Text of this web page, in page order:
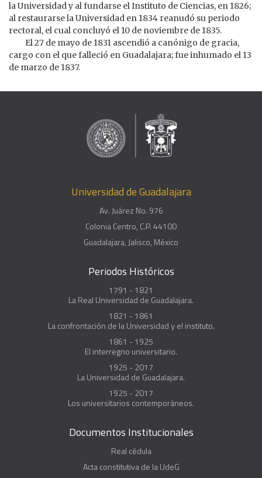
la Universidad y al fundarse el Instituto de Ciencias, en 1826;
al restaurarse la Universidad en 1834 reanudó su periodo
rectoral, el cual concluyó el 10 de noviembre de 1835.
El 27 de mayo de 1831 ascendió a canónigo de gracia,
cargo con el que falleció en Guadalajara; fue inhumado el 13
de marzo de 1837.
Universidad de Guadalajara
Av. Juárez No. 976
Colonia Centro, C.P. 44100
Guadalajara, Jalisco, México
Periodos Históricos
1791 - 1821
La Real Universidad de Guadalajara.
1821 - 1861
La confrontación de la Universidad y el instituto.
1861 - 1925
El interregno universitario.
1925 - 2017
La Universidad de Guadalajara.
1925 - 2017
Los universitarios contemporáneos.
Documentos Institucionales
Real cédula
Acta constitutiva de la UdeG